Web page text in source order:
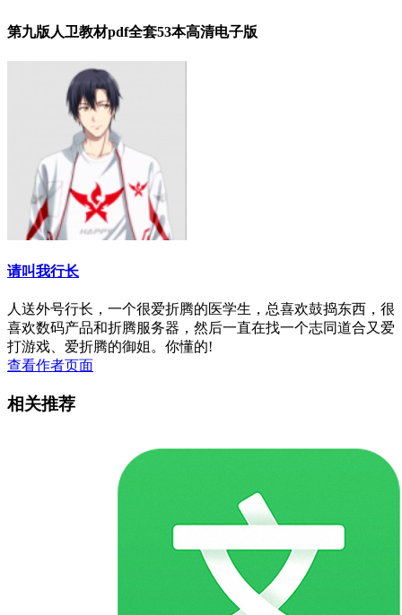
第九版人卫教材pdf全套53本高清电子版
请叫我行长
人送外号行长，一个很爱折腾的医学生，总喜欢鼓捣东西，很
喜欢数码产品和折腾服务器，然后一直在找一个志同道合又爱
打游戏、爱折腾的御姐。你懂的!
查看作者页面
相关推荐